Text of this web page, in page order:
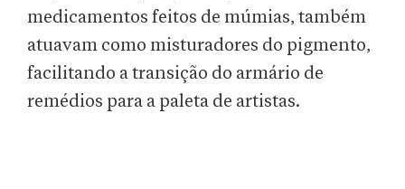
medicamentos feitos de múmias, também
atuavam como misturadores do pigmento,
facilitando a transição do armário de
remédios para a paleta de artistas.